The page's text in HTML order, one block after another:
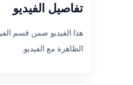
تفاصيل الفيديو
هذا الفيديو ضمن قسم
الظاهرة مع الفيديو.